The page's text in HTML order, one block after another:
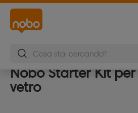
Nobo Starter Kit
vetro